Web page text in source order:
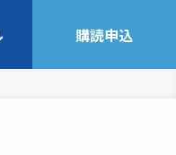
購読申込